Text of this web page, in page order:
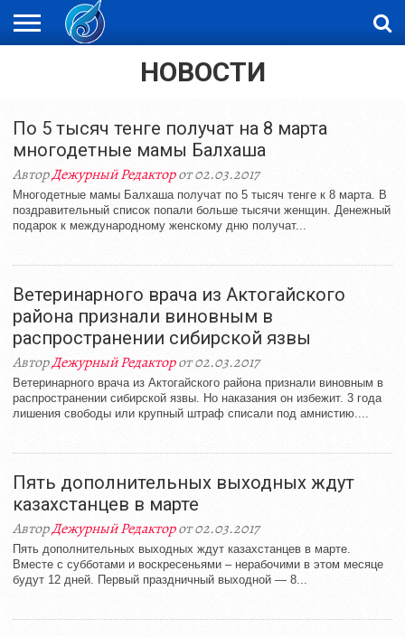
ФОТОРЕПОРТАЖИНОВОСТИ
По 5 тысяч тенге получат на 8 марта
многодетные мамы Балхаша
АвторДежурный Редакторот 02.03.2017
Многодетные мамы Балхаша получат по 5 тысяч тенге к 8 марта. В
поздравительный список попали больше тысячи женщин. Денежный
подарок к международному женскому дню получат...
Ветеринарного врача из Актогайского
района признали виновным в
распространении сибирской язвы
АвторДежурный Редакторот 02.03.2017
Ветеринарного врача из Актогайского района признали виновным в
распространении сибирской язвы. Но наказания он избежит. 3 года
лишения свободы или крупный штраф списали под амнистию....
Пять дополнительных выходных ждут
казахстанцев в марте
АвторДежурный Редакторот 02.03.2017
Пять дополнительных выходных ждут казахстанцев в марте.
Вместе с субботами и воскресеньями – нерабочими в этом месяце
будут 12 дней. Первый праздничный выходной — 8...